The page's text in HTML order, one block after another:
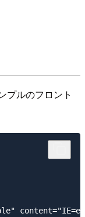
プルのフロント